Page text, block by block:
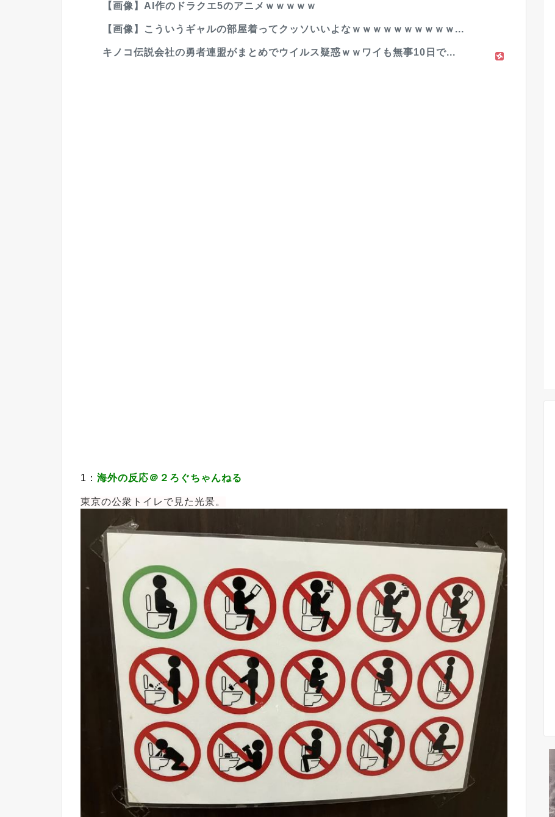
【画像】AI作のドラクエ5のアニメｗｗｗｗｗ
【画像】こういうギャルの部屋着ってクッソいいよなｗｗｗｗｗｗｗｗｗｗ...
キノコ伝説会社の勇者連盟がまとめでウイルス疑惑ｗｗワイも無事10日で...
1： 海外の反応＠２ろぐちゃんねる
東京の公衆トイレで見た光景。